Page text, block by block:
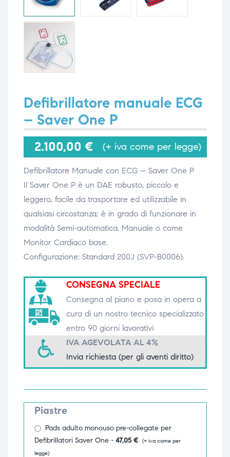
Defibrillatore manuale ECG
– Saver One P
2.100,00 € (+ iva come per legge)
Defibrillatore Manuale con ECG – Saver One P
Il Saver One P è un DAE robusto, piccolo e
leggero, facile da trasportare ed utilizzabile in
qualsiasi circostanza; è in grado di funzionare in
modalità Semi-automatica, Manuale o come
Monitor Cardiaco base.
Configurazione: Standard 200J (SVP-B0006).
CONSEGNA SPECIALE
Consegna al piano e posa in opera a
cura di un nostro tecnico specializzato
entro 90 giorni lavorativi
IVA AGEVOLATA AL 4%
Invia richiesta (per gli aventi diritto)
Piastre
Pads adulto monouso pre-collegate per
Defibrillatori Saver One - 47,05 € (+ iva come per
legge)